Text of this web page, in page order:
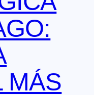
MÁS